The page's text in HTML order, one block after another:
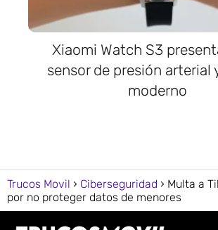
Xiaomi Watch S3
sensor de presión arterial
moderno
Trucos Movil Ciberseguridad
Multa a
por no proteger datos de menores